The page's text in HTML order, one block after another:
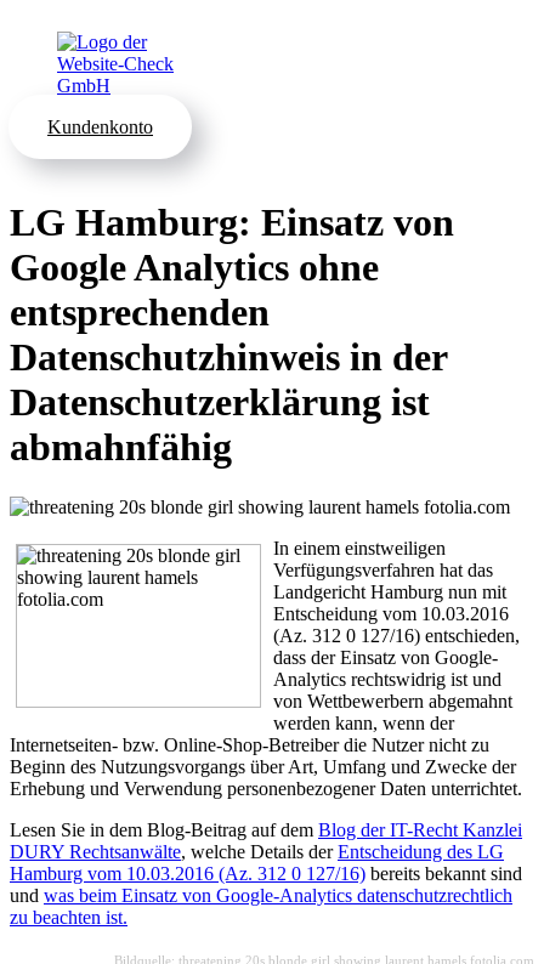
Kundenkonto
LG Hamburg: Einsatz von
Google Analytics ohne
entsprechenden
Datenschutzhinweis in der
Datenschutzerklärung ist
abmahnfähig
In einem einstweiligen
Verfügungsverfahren hat das
Landgericht Hamburg nun mit
Entscheidung vom 10.03.2016
(Az. 312 0 127/16) entschieden,
dass der Einsatz von Google-
Analytics rechtswidrig ist und
von Wettbewerbern abgemahnt
werden kann, wenn der
Internetseiten- bzw. Online-Shop-Betreiber die Nutzer nicht zu
Beginn des Nutzungsvorgangs über Art, Umfang und Zwecke der
Erhebung und Verwendung personenbezogener Daten unterrichtet.
Lesen Sie in dem Blog-Beitrag auf dem Blog der IT-Recht Kanzlei
DURY Rechtsanwälte, welche Details derEntscheidung des LG
Hamburg vom 10.03.2016 (Az. 312 0 127/16) bereits bekannt sind
und was beim Einsatz von Google-Analytics datenschutzrechtlich
zu beachten ist.
Bildquelle: threatening 20s blonde girl showing laurent hamels fotolia.com